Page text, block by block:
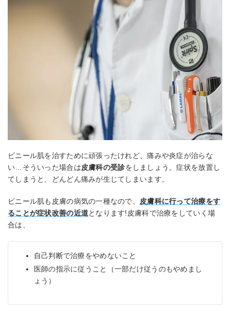
ビニール肌を治すために頑張ったけれど、痛みや炎症が治らな
い…そういった場合は皮膚科の受診をしましょう。症状を放置し
てしまうと、どんどん痛みが生じてしまいます。
ビニール肌も皮膚の病気の一種なので、
皮膚科に行って治療をす
ることが症状改善の近道となります!皮膚科で治療をしていく場
合は、
自己判断で治療をやめないこと
医師の指示に従うこと（一部だけ従うのもやめまし
ょう）